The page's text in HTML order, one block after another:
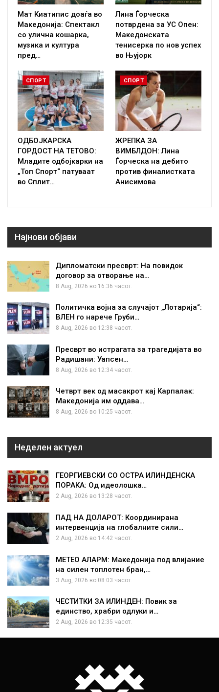
Мат Киатипис доаѓа во
Македонија: Спектакл
со улична кошарка,
музика и култура
пред…
Лина Ѓорческа
потврдена за УС Опен:
Македонската
тенисерка по нов успех
во Њујорк
СПОРТ
ОДБОЈКАРСКА
ГОРДОСТ НА ТЕТОВО:
Младите одбојкарки на
„Топ Спорт“ патуваат
во Сплит…
СПОРТ
ЖРЕПКА ЗА
ВИМБЛДОН: Лина
Ѓорческа на дебито
против финалистката
Анисимова
Најнови објави
Дипломатски пресврт: На повидок
договор за отворање на…
8 Aug, 2026 во 16:36 часот.
Политичка војна за случајот „Лотарија“:
ВЛЕН го нарече Груби…
8 Aug, 2026 во 12:38 часот.
Пресврт во истрагата за трагедијата во
Радишани: Уапсен…
8 Aug, 2026 во 12:34 часот.
Четврт век од масакрот кај Карпалак:
Македонија им оддава…
8 Aug, 2026 во 10:25 часот.
Неделен актуел
ГЕОРГИЕВСКИ СО ОСТРА ИЛИНДЕНСКА
ПОРАКА: Од идеолошка…
2 Aug, 2026 во 13:28 часот.
ПАД НА ДОЛАРОТ: Координирана
интервенција на глобалните сили…
2 Aug, 2026 во 14:42 часот.
МЕТЕО АЛАРМ: Македонија под влијание
на силен топлотен бран,…
3 Aug, 2026 во 08:03 часот.
ЧЕСТИТКИ ЗА ИЛИНДЕН: Повик за
единство, храбри одлуки и…
2 Aug, 2026 во 12:35 часот.